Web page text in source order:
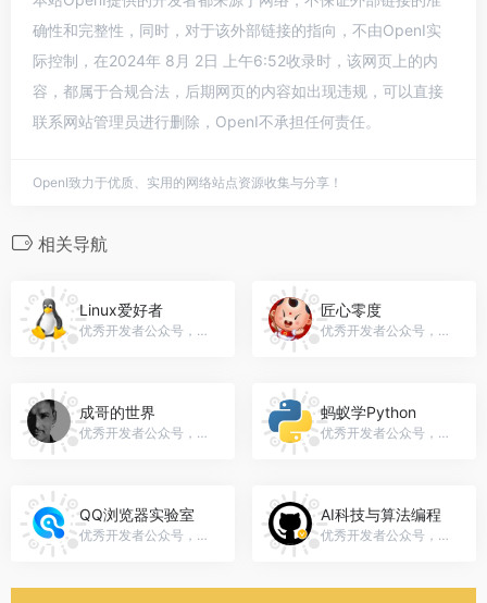
确性和完整性，同时，对于该外部链接的指向，不由OpenI实
际控制，在2024年 8月 2日 上午6:52收录时，该网页上的内
容，都属于合规合法，后期网页的内容如出现违规，可以直接
联系网站管理员进行删除，OpenI不承担任何责任。
OpenI致力于优质、实用的网络站点资源收集与分享！
相关导航
Linux爱好者
优秀开发者公众号，微信号：LinuxHub
匠心零度
优秀开发者公众号，微信号：jiangxinlingdu
成哥的世界
优秀开发者公众号，微信号：forrest_thinking
蚂蚁学Python
优秀开发者公众号，微信号：ant_python
QQ浏览器实验室
优秀开发者公众号，微信号：TKD-Tech
AI科技与算法编程
优秀开发者公众号，微信号：ZK18845727287